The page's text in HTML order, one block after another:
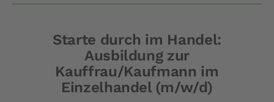
Starte durch im Handel:
Ausbildung zur
Kauffrau/Kaufmann im
Einzelhandel (m/w/d)